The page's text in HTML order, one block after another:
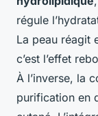
régule
La peau réagit
c’est l’effet
À l’inverse, la
purification en